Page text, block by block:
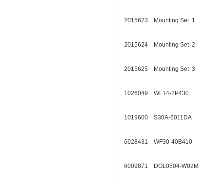
2015623 Mounting Set 1
2015624 Mounting Set 2
2015625 Mounting Set 3
1026049 WL14-2P430
1019600 S30A-6011DA
6028431 WF30-40B410
6009871 DOL0804-W02M